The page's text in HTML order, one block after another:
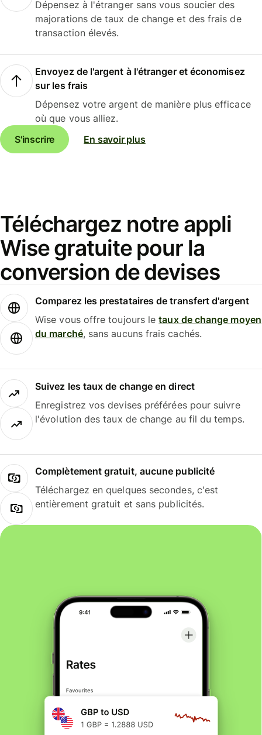
Dépensez à l'étranger sans vous soucier des
majorations de taux de change et des frais de
transaction élevés.
Envoyez de l'argent à l'étranger et économisez
sur les frais
Dépensez votre argent de manière plus efficace
où que vous alliez.
S'inscrire
En savoir plus
Téléchargez notre appli
Wise gratuite pour la
conversion de devises
Comparez les prestataires de transfert d'argent
Wise vous offre toujours letaux de change moyen
du marché, sans aucuns frais cachés.
Suivez les taux de change en direct
Enregistrez vos devises préférées pour suivre
l'évolution des taux de change au fil du temps.
Complètement gratuit, aucune publicité
Téléchargez en quelques secondes, c'est
entièrement gratuit et sans publicités.